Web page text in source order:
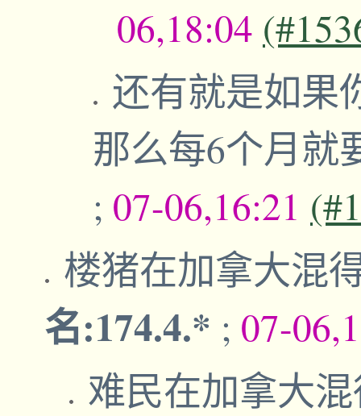
06,18:04
还有就是如果
那么每6个月
; 07-06,16:21
楼猪在加拿大混
名:174.4.* ; 07-
难民在加拿大